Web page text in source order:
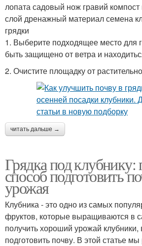
лопата садовый нож гравий
слой дренажный материал семена
грядки
1. Выберите подходящее место для
быть защищено от ветра и
2. Очистите площадку от
читать дальше →
Грядка под клубнику:
способ подготовить
урожая
Клубника - это одно из самых
фруктов, которые выращиваются в
получить хороший урожай
подготовить почву. В этой статье